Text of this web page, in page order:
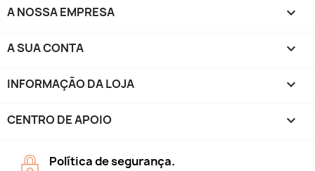
A NOSSA EMPRESA 
A SUA CONTA 
INFORMAÇÃO DA LOJA keyboard_arrow_down
CENTRO DE APOIO 
Política de segurança.